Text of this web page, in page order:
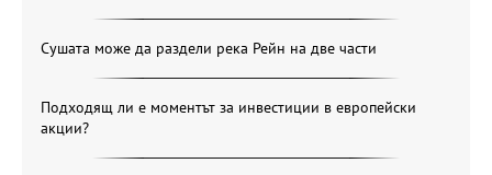
Сушата може да раздели река Рейн на две части
Подходящ ли е моментът за инвестиции в европейски
акции?